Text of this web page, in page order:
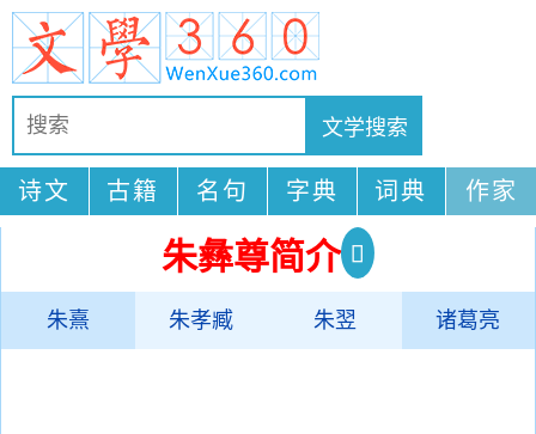
诗文 古籍 名句 字典 词典 作家
朱彝尊简介
朱熹 朱孝臧 朱翌 诸葛亮